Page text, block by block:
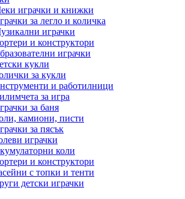
играчки и книжки
за легло и количка
играчки
и конструктори
играчки
кукли
за кукли
и работилници
за игра
за баня
камиони, писти
за пясък
играчки
коли
и конструктори
с топки и тенти
детски играчки